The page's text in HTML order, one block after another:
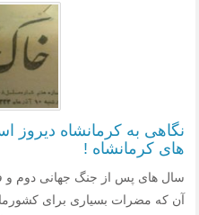
نگاهی به کرمانشاه دیروز
های کرمانشاه !
سال های پس از جنگ جهانی دوم و
آن که مضرات بسیاری برای